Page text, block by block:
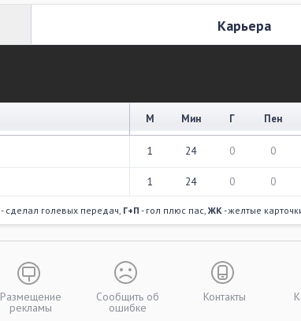
Карьера
М Мин Г Пен
1 24 0 0
1 24 0 0
- сделал голевых передач, Г+П - гол плюс пас, ЖК- желтые
Размещение
рекламы
Сообщить об
ошибке
Контакты